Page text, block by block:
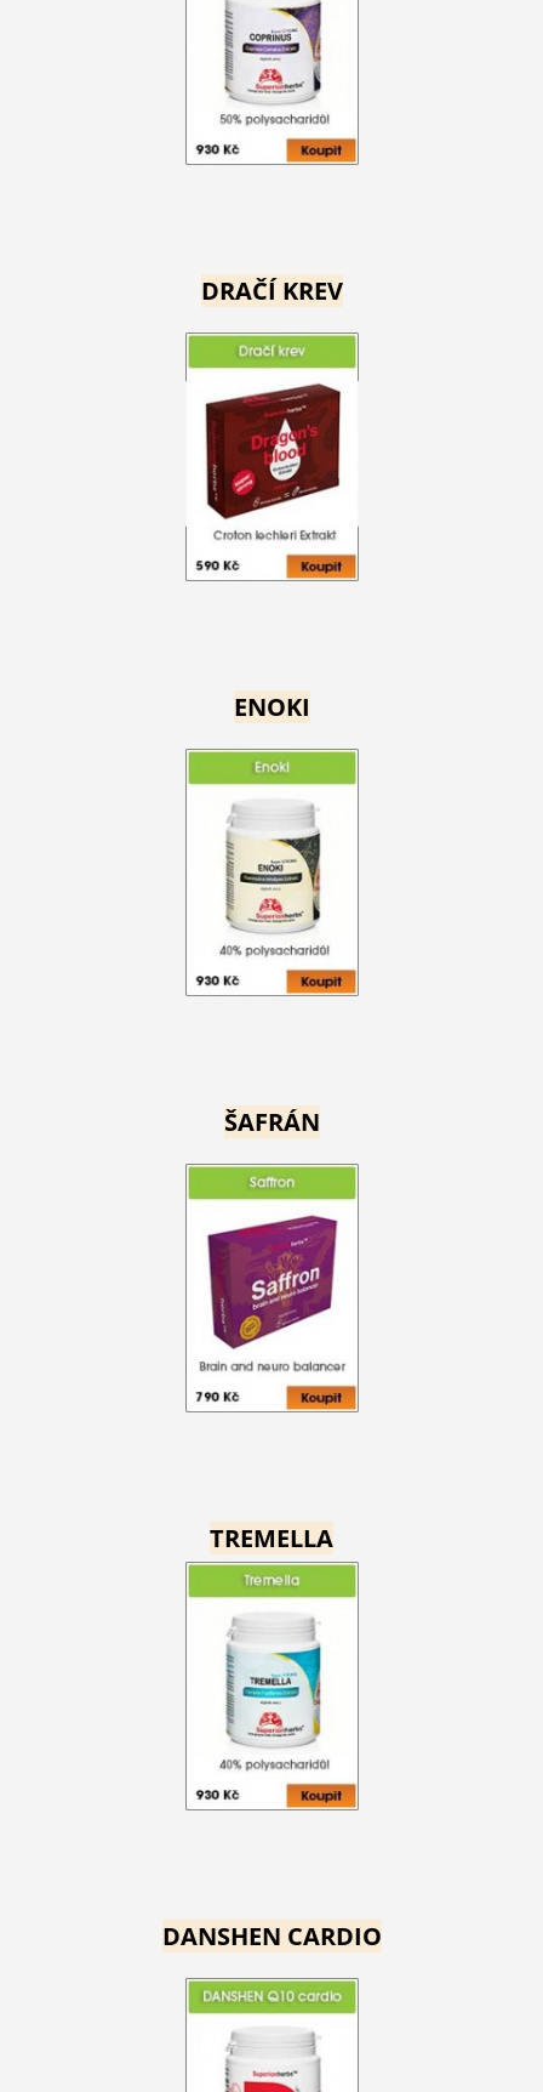
DRAČÍ KREV
ENOKI
ŠAFRÁN
TREMELLA
DANSHEN CARDIO